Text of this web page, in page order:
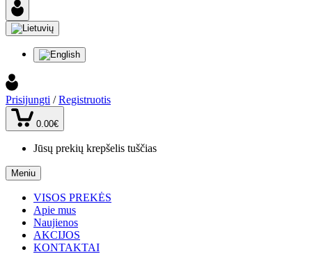
Prisijungti / Registruotis
0.00€
Jūsų prekių krepšelis tuščias
Meniu
VISOS PREKĖS
Apie mus
Naujienos
AKCIJOS
KONTAKTAI